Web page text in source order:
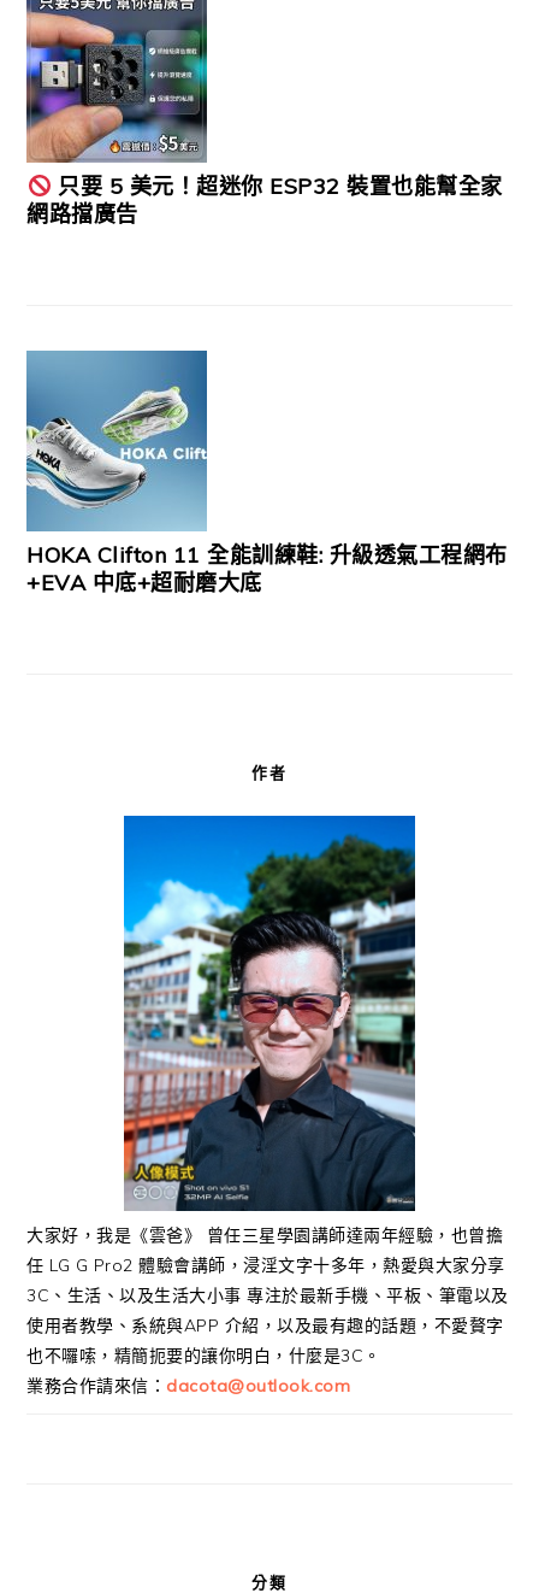
只要 5 美元！超迷你 ESP32 裝置也能幫全家
網路擋廣告
HOKA Clifton 11 全能訓練鞋: 升級透氣工程網布
+EVA 中底+超耐磨大底
作者
大家好，我是《雲爸》 曾任三星學園講師達兩年經驗，也曾擔
任 LG G Pro2 體驗會講師，浸淫文字十多年，熱愛與大家分享
3C、生活、以及生活大小事 專注於最新手機、平板、筆電以及
使用者教學、系統與APP 介紹，以及最有趣的話題，不愛贅字
也不囉嗦，精簡扼要的讓你明白，什麼是3C。
業務合作請來信： dacota@outlook.com
分類